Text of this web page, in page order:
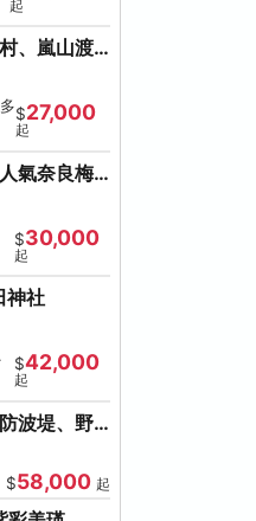
起
、嵐山渡
$27,000
起
氣奈良梅
$30,000
起
神社
$42,000
起
波堤、野
$58,000 起